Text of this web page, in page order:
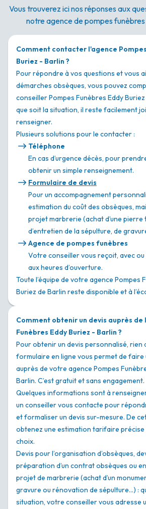
Vous trouverez ici nos réponses aux
notre agence de pompes
Comment contacter l'agence
Buriez - Barlin ?
Pour répondre à vos questions et vous
démarches obsèques, vous pouvez
conseiller Pompes Funèbres Eddy
que soit la situation, il reste facilement
renseigner.
Plusieurs solutions pour le contacter :
Téléphone
En cas d’urgence décès, pour
obtenir un simple renseignement.
Formulaire de devis
Pour un accompagnement
estimation du coût des obsèques,
projet marbrerie (achat d’une pierre
d’entretien de la sépulture, de
Agence de pompes funèbres
Votre conseiller vous reçoit, avec
aux heures d’ouverture.
Toute l’équipe de votre agence Pompes
Buriez de Barlin reste disponible et à
Comment obtenir un devis auprès de
Funèbres Eddy Buriez - Barlin ?
Pour obtenir un devis personnalisé, rien
formulaire en ligne vous permet de faire
auprès de votre agence Pompes
Barlin. C’est gratuit et sans engagement.
Quelques informations sont à
un conseiller vous contacte pour
et formaliser un devis sur-mesure. De
obtenez une estimation tarifaire
choix.
Devis pour l’organisation d’obsèques,
préparation d’un contrat obsèques ou
projet de marbrerie (achat d’un
gravure ou rénovation de sépulture…) :
situation, votre conseiller vous adresse